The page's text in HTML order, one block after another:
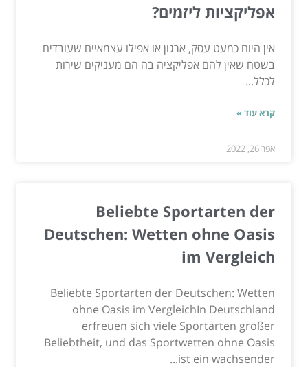
אפליקציות ליזמים?
אין היום כמעט עסק, ארגון או אפילו עצמאיים שעובדים
בשטח שאין להם אפליקציה בה הם מעניקים שירות
לכלל...
קרא עוד »
אפר 26, 2022
Beliebte Sportarten der
Deutschen: Wetten ohne Oasis
im Vergleich
Beliebte Sportarten der Deutschen: Wetten
ohne Oasis im VergleichIn Deutschland
erfreuen sich viele Sportarten großer
Beliebtheit, und das Sportwetten ohne Oasis
ist ein wachsender...